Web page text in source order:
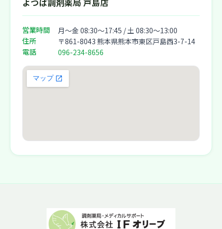
よつば調剤薬局 戸島店
営業時間
月〜金 08:30〜17:45 / 土 08:30〜13:00
住所
〒861-8043 熊本県熊本市東区戸島西3-7-14
電話
096-234-8656